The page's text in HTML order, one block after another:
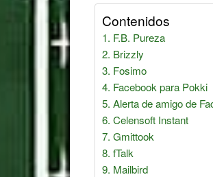
Contenidos
F.B. Pureza
Brizzly
Fosimo
Facebook para Pokki
Alerta de amigo de
Celensoft Instant
Gmittook
fTalk
Mailbird